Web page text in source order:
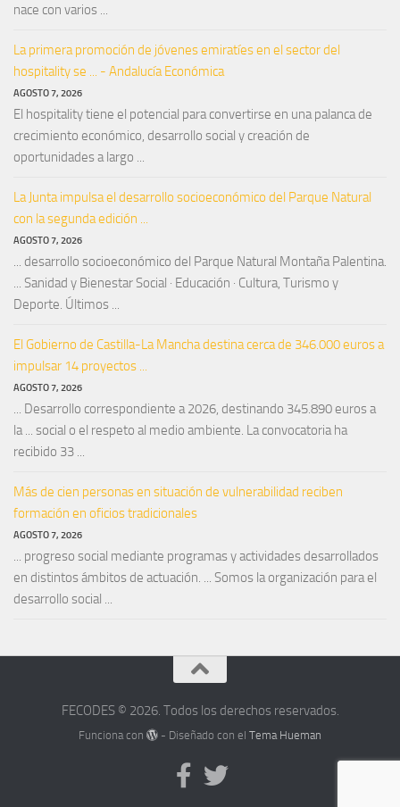
nace con varios ...
La primera promoción de jóvenes emiratíes en el sector del
hospitality se ... - Andalucía Económica
AGOSTO 7, 2026
El hospitality tiene el potencial para convertirse en una palanca de
crecimiento económico, desarrollo social y creación de
oportunidades a largo ...
La Junta impulsa el desarrollo socioeconómico del Parque Natural
con la segunda edición ...
AGOSTO 7, 2026
... desarrollo socioeconómico del Parque Natural Montaña Palentina.
... Sanidad y Bienestar Social · Educación · Cultura, Turismo y
Deporte. Últimos ...
El Gobierno de Castilla-La Mancha destina cerca de 346.000 euros a
impulsar 14 proyectos ...
AGOSTO 7, 2026
... Desarrollo correspondiente a 2026, destinando 345.890 euros a
la ... social o el respeto al medio ambiente. La convocatoria ha
recibido 33 ...
Más de cien personas en situación de vulnerabilidad reciben
formación en oficios tradicionales
AGOSTO 7, 2026
... progreso social mediante programas y actividades desarrollados
en distintos ámbitos de actuación. ... Somos la organización para el
desarrollo social ...
FECODES © 2026. Todos los derechos reservados.
Funciona con - Diseñado con elTema Hueman